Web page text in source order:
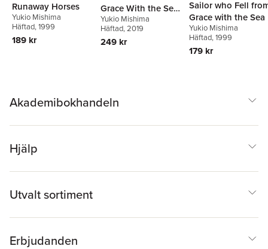
Runaway Horses
Yukio Mishima
Häftad, 1999
189 kr
Grace With the Sea
(Vintage Classics
Japanese Series)
Yukio Mishima
Häftad, 2019
249 kr
Sailor who Fell
Grace with the Sea
Yukio Mishima
Häftad, 1999
179 kr
Akademibokhandeln
Hjälp
Utvalt sortiment
Erbjudanden